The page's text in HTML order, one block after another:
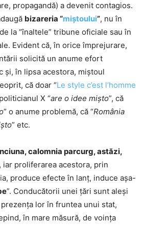
propagandă) a devenit contagios.
bizareria “miştoului”, nu în
la “înaltele” tribune oficiale sau în
Evident că, în orice împrejurare,
solicită un anume efort
şi, în lipsa acestora, miştoul
că doar “Le style c’est l’homme
X “are o idee mişto”, că
” o anume problemă, că “România
” etc.
calomnia parcurg, astăzi,
, iar proliferarea acestora, prin
produce efecte în lanţ, induce aşa-
”. Conducătorii unei ţări sunt aleşi
lor în fruntea unui stat,
în mare măsură, de voinţa